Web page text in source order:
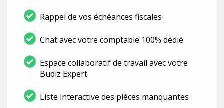
Rappel de vos échéances fiscales
Chat avec votre comptable 100% dédié
Espace collaboratif de travail avec votre
Budiz Expert
Liste interactive des pièces manquantes